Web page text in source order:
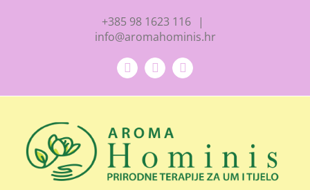
+385 98 1623 116
|
info@aromahominis.hr
FacebookYouTubeInstagram